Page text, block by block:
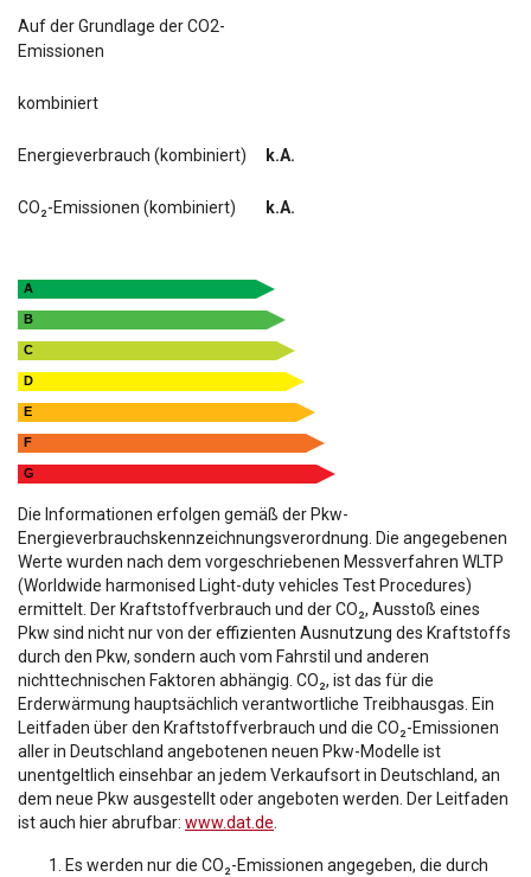
Auf der Grundlage der CO2-
Emissionen
kombiniert
Energieverbrauch (kombiniert) k.A.
CO₂-Emissionen (kombiniert) k.A.
A
B
C
D
E
F
G
Die Informationen erfolgen gemäß der Pkw-
Energieverbrauchskennzeichnungsverordnung. Die angegebenen
Werte wurden nach dem vorgeschriebenen Messverfahren WLTP
(Worldwide harmonised Light-duty vehicles Test Procedures)
ermittelt. Der Kraftstoffverbrauch und der CO₂, Ausstoß eines
Pkw sind nicht nur von der effizienten Ausnutzung des Kraftstoffs
durch den Pkw, sondern auch vom Fahrstil und anderen
nichttechnischen Faktoren abhängig. CO₂, ist das für die
Erderwärmung hauptsächlich verantwortliche Treibhausgas. Ein
Leitfaden über den Kraftstoffverbrauch und die CO₂-Emissionen
aller in Deutschland angebotenen neuen Pkw-Modelle ist
unentgeltlich einsehbar an jedem Verkaufsort in Deutschland, an
dem neue Pkw ausgestellt oder angeboten werden. Der Leitfaden
ist auch hier abrufbar: www.dat.de.
Es werden nur die CO₂-Emissionen angegeben, die durch